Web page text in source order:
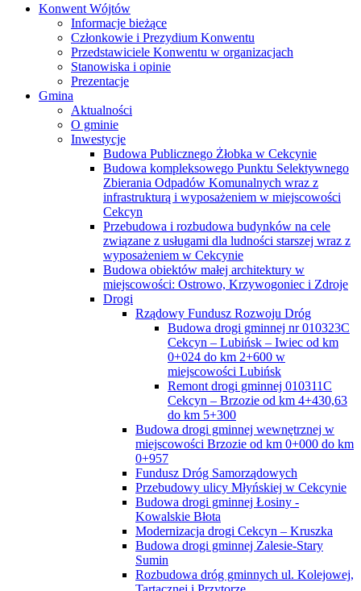
Konwent Wójtów
Informacje bieżące
Członkowie i Prezydium Konwentu
Przedstawiciele Konwentu w organizacjach
Stanowiska i opinie
Prezentacje
Gmina
Aktualności
O gminie
Inwestycje
Budowa Publicznego Żłobka w Cekcynie
Budowa kompleksowego Punktu Selektywnego
Zbierania Odpadów Komunalnych wraz z
infrastrukturą i wyposażeniem w miejscowości
Cekcyn
Przebudowa i rozbudowa budynków na cele
związane z usługami dla ludności starszej wraz z
wyposażeniem w Cekcynie
Budowa obiektów małej architektury w
miejscowości: Ostrowo, Krzywogoniec i Zdroje
Drogi
Rządowy Fundusz Rozwoju Dróg
Budowa drogi gminnej nr 010323C
Cekcyn – Lubińsk – Iwiec od km
0+024 do km 2+600 w
miejscowości Lubińsk
Remont drogi gminnej 010311C
Cekcyn – Brzozie od km 4+430,63
do km 5+300
Budowa drogi gminnej wewnętrznej w
miejscowości Brzozie od km 0+000 do km
0+957
Fundusz Dróg Samorządowych
Przebudowy ulicy Młyńskiej w Cekcynie
Budowa drogi gminnej Łosiny -
Kowalskie Błota
Modernizacja drogi Cekcyn – Kruszka
Budowa drogi gminnej Zalesie-Stary
Sumin
Rozbudowa dróg gminnych ul. Kolejowej,